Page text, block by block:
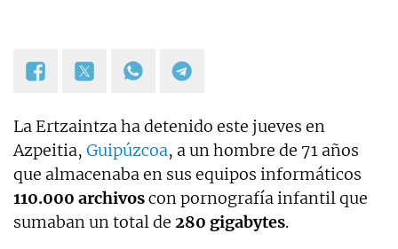
La Ertzaintza ha detenido este jueves en
Azpeitia, Guipúzcoa, a un hombre de 71 años
que almacenaba en sus equipos informáticos
110.000 archivoscon pornografía infantil que
sumaban un total de 280 gigabytes.